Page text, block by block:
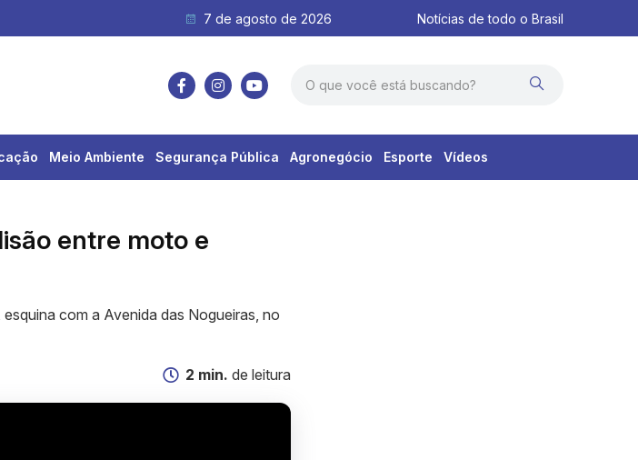
7 de agosto de 2026 Notícias de todo o Brasil
Meio Ambiente Segurança Pública Agronegócio Esporte Vídeos
entre moto e
com a Avenida das Nogueiras, no
2 min. de leitura